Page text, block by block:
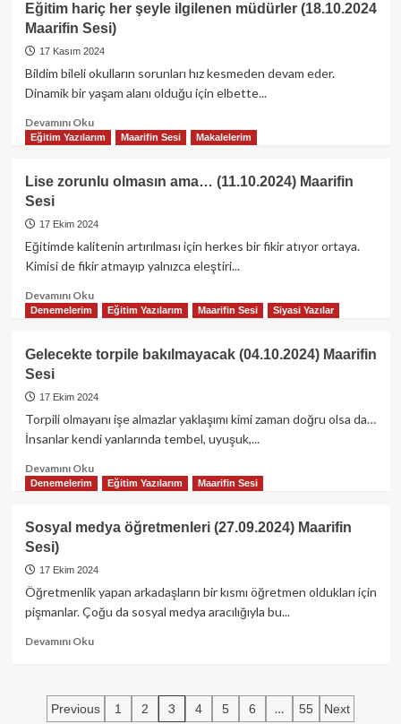
bir
gün
zengin
olursam
Maarifin
Eğitim hariç her şeyle ilgilenen müdürler (18.10.2024
Maarifin Sesi)
17 Kasım 2024
Bildim bileli okulların sorunları hız kesmeden devam eder.
Dinamik bir yaşam alanı olduğu için elbette...
Devamını OkuRead
more
hariç
şeyle
ilgilenen
(18.10.2024
Sesi)
Eğitim Yazılarım Maarifin Sesi Makalelerim
Lise zorunlu olmasın ama… (11.10.2024) Maarifin
Sesi
17 Ekim 2024
Eğitimde kalitenin artırılması için herkes bir fikir atıyor ortaya.
Kimisi de fikir atmayıp yalnızca eleştiri...
Devamını OkuRead
more
zorunlu
ama…
(11.10.2024)
Maarifin
Sesi
Denemelerim Eğitim Yazılarım Maarifin Sesi Siyasi Yazılar
Gelecekte torpile bakılmayacak (04.10.2024) Maarifin
Sesi
17 Ekim 2024
Torpili olmayanı işe almazlar yaklaşımı kimi zaman doğru olsa da…
İnsanlar kendi yanlarında tembel, uyuşuk,...
Devamını OkuRead
more
torpile
(04.10.2024)
Sesi
Denemelerim Eğitim Yazılarım Maarifin Sesi
Sosyal medya öğretmenleri (27.09.2024) Maarifin
Sesi)
17 Ekim 2024
Öğretmenlik yapan arkadaşların bir kısmı öğretmen oldukları için
pişmanlar. Çoğu da sosyal medya aracılığıyla bu...
Devamını OkuRead
medya
Yazı
Previous 1 2 3 4 5 6 … 55 Next